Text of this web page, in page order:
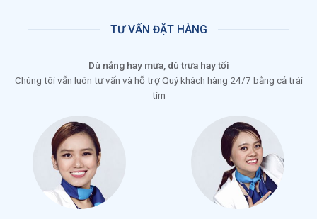
TƯ VẤN ĐẶT HÀNG
Dù nắng hay mưa, dù trưa hay tối
Chúng tôi vẫn luôn tư vấn và hỗ trợ Quý khách hàng 24/7 bằng cả trái
tim